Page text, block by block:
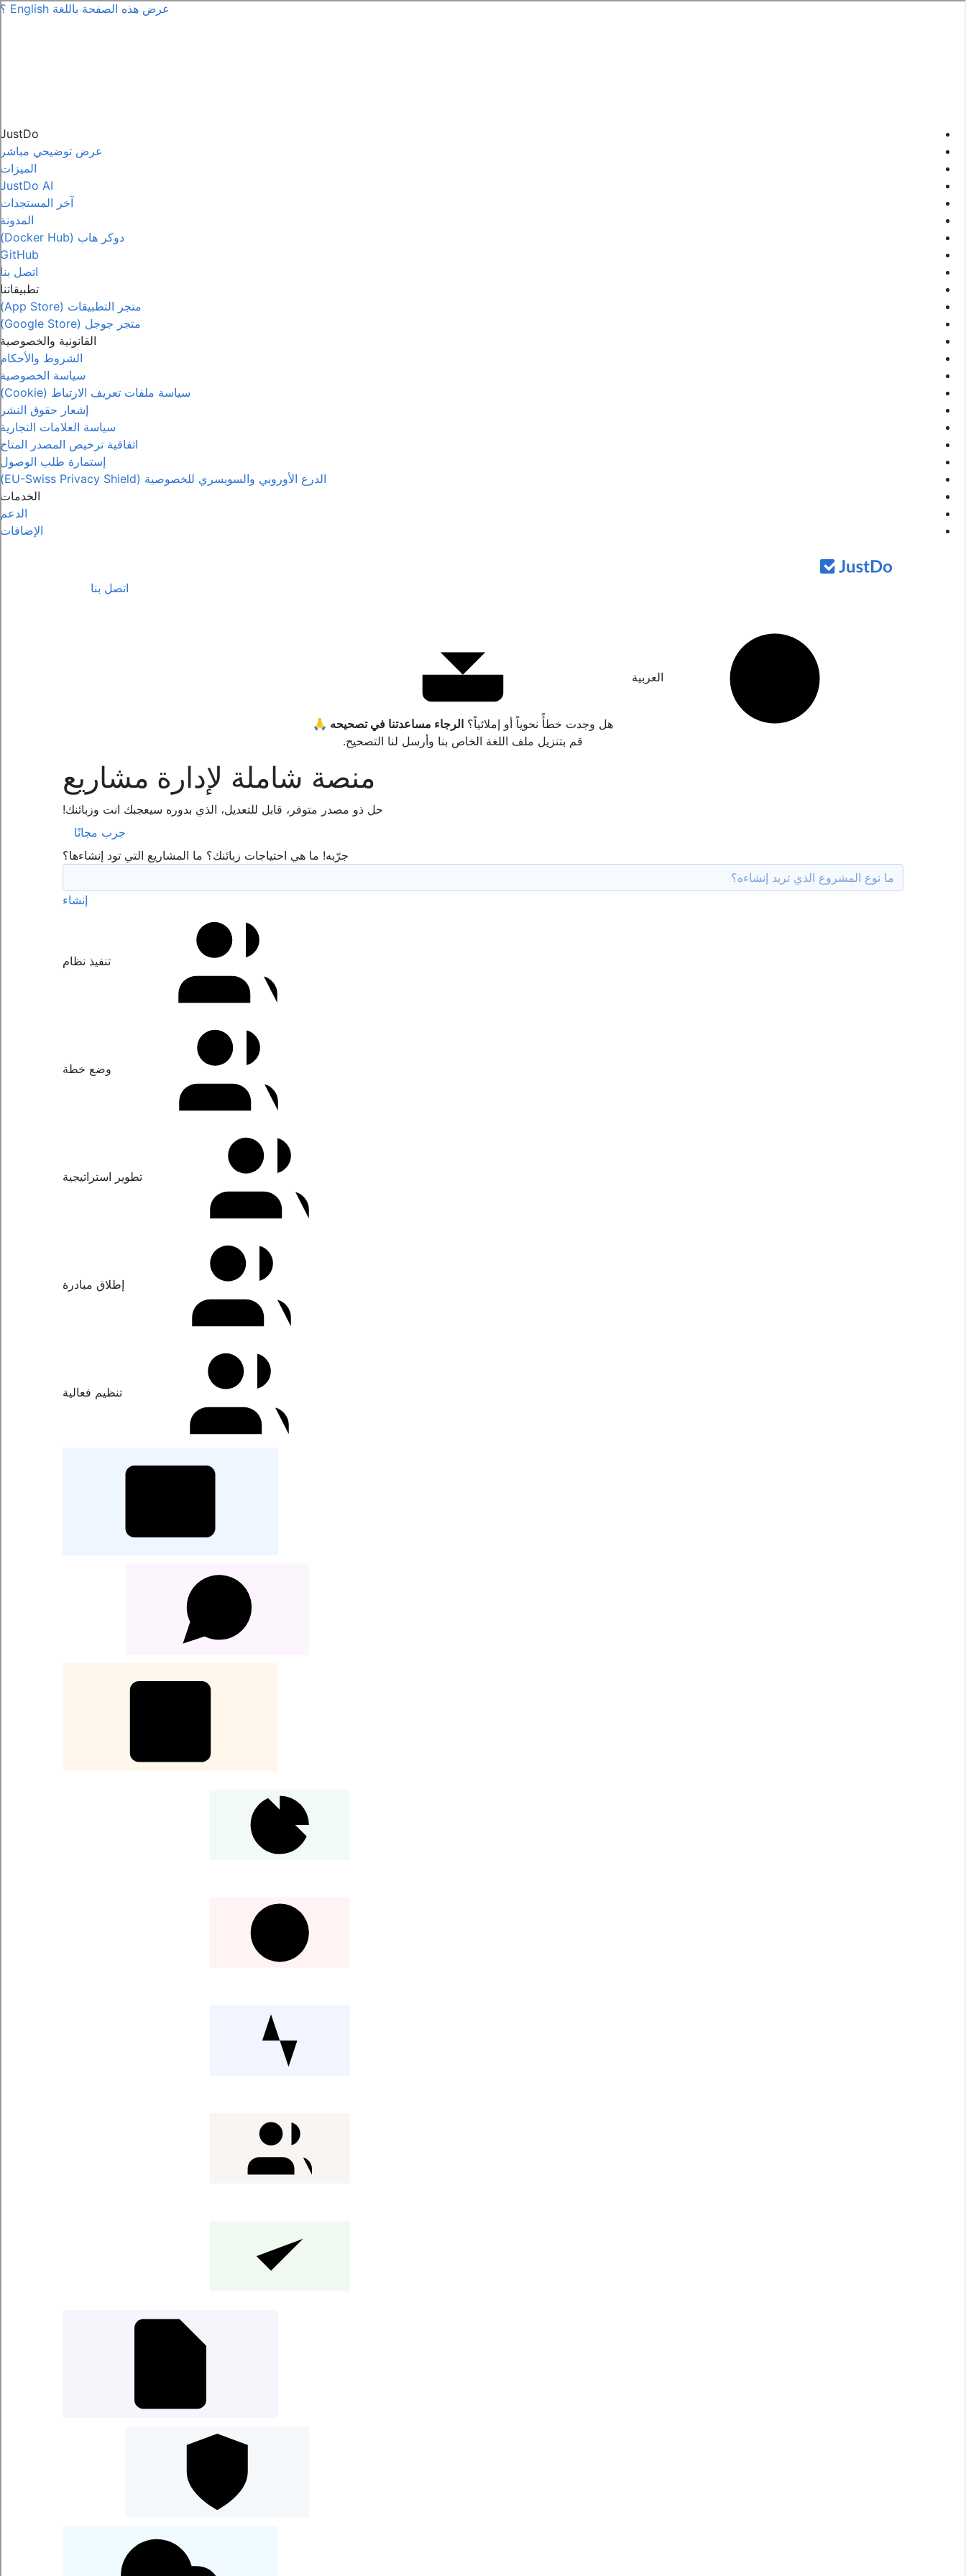
عرض هذه الصفحة باللغة English ؟
JustDo
عرض توضيحي مباشر
الميزات
JustDo AI
آخر المستجدات
المدونة
دوكر هاب (Docker Hub)
GitHub
اتصل بنا
تطبيقاتنا
متجر التطبيقات (App Store)
متجر جوجل (Google Store)
القانونية والخصوصية
الشروط والأحكام
سياسة الخصوصية
سياسة ملفات تعريف الارتباط (Cookie)
إشعار حقوق النشر
سياسة العلامات التجارية
اتفاقية ترخيص المصدر المتاح
إستمارة طلب الوصول
الدرع الأوروبي والسويسري للخصوصية (EU-Swiss Privacy Shield)
الخدمات
الدعم
الإضافات
اتصل بنا
هل وجدت خطأً نحوياً أو إملائياً؟ الرجاء مساعدتنا في تصحيحه 🙏
قم بتنزيل ملف اللغة الخاص بنا وأرسل لنا التصحيح.
منصة شاملة لإدارة مشاريع
حل ذو مصدر متوفر، قابل للتعديل، الذي بدوره سيعجبك انت وزبائنك!
جرب مجانًا
جرّبه! ما هي احتياجات زبائنك؟ ما المشاريع التي تود إنشاءها؟
إنشاء
تنفيذ نظام
وضع خطة
تطوير استراتيجية
إطلاق مبادرة
تنظيم فعالية